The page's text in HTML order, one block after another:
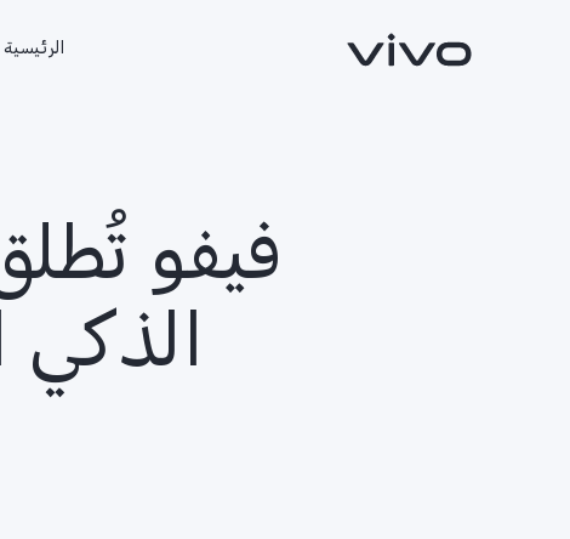
الرئيسية
الذكي